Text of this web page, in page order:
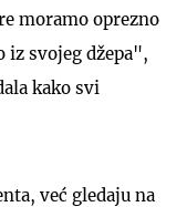
moramo oprezno
svojeg džepa",
kako svi
već gledaju na